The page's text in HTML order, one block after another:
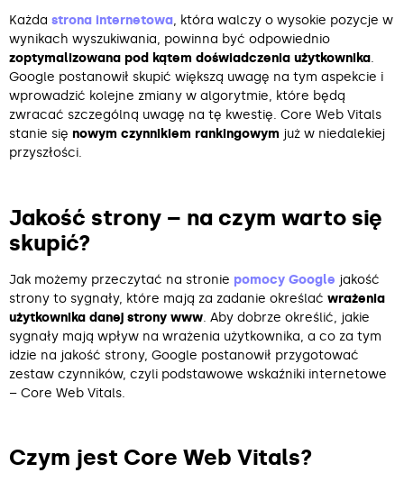
Każda strona internetowa, która walczy o wysokie pozycje w
wynikach wyszukiwania, powinna być odpowiednio
zoptymalizowana pod kątem doświadczenia użytkownika.
Google postanowił skupić większą uwagę na tym aspekcie i
wprowadzić kolejne zmiany w algorytmie, które będą
zwracać szczególną uwagę na tę kwestię. Core Web Vitals
stanie się nowym czynnikiem rankingowym już w niedalekiej
przyszłości.
Jakość strony – na czym warto się
skupić?
Jak możemy przeczytać na stronie pomocy Google jakość
strony to sygnały, które mają za zadanie określać wrażenia
użytkownika danej strony www. Aby dobrze określić, jakie
sygnały mają wpływ na wrażenia użytkownika, a co za tym
idzie na jakość strony, Google postanowił przygotować
zestaw czynników, czyli podstawowe wskaźniki internetowe
– Core Web Vitals.
Czym jest Core Web Vitals?